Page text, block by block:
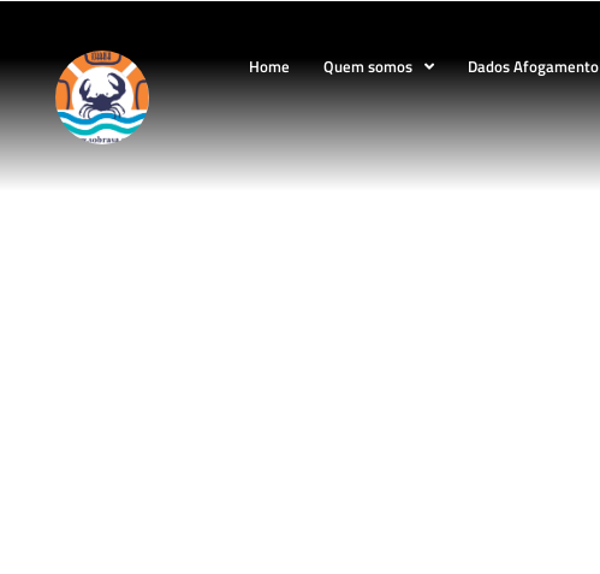
Home Quem somos Dados Afogamento